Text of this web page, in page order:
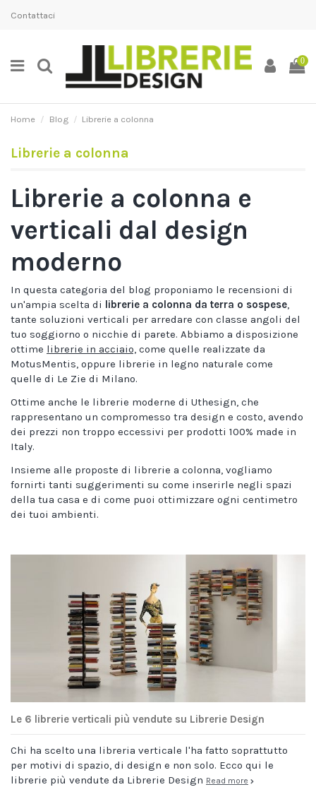
Contattaci
0
Home Blog Librerie a colonna
Librerie a colonna
Librerie a colonna e
verticali dal design
moderno
In questa categoria del blog proponiamo le recensioni di
un'ampia scelta di librerie a colonna da terra o sospese,
tante soluzioni verticali per arredare con classe angoli del
tuo soggiorno o nicchie di parete. Abbiamo a disposizione
ottime librerie in acciaio, come quelle realizzate da
MotusMentis, oppure librerie in legno naturale come
quelle di Le Zie di Milano.
Ottime anche le librerie moderne di Uthesign, che
rappresentano un compromesso tra design e costo, avendo
dei prezzi non troppo eccessivi per prodotti 100% made in
Italy.
Insieme alle proposte di librerie a colonna, vogliamo
fornirti tanti suggerimenti su come inserirle negli spazi
della tua casa e di come puoi ottimizzare ogni centimetro
dei tuoi ambienti.
Le 6 librerie verticali più vendute su Librerie Design
Chi ha scelto una libreria verticale l'ha fatto soprattutto
per motivi di spazio, di design e non solo. Ecco qui le
librerie più vendute da Librerie Design Read more